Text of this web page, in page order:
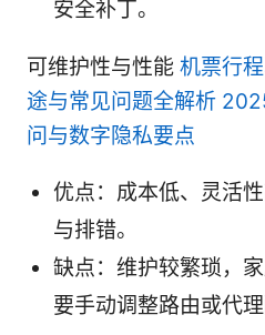
安全补丁。
可维护性与性能 机票行
途与常见问题全解析
问与数字隐私要点
优点：成本低、灵活
与排错。
缺点：维护较繁琐，
要手动调整路由或代理